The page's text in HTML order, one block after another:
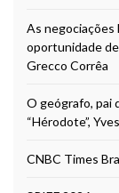
As negociações
oportunidade
Grecco Corrêa
O geógrafo, pai
“Hérodote”,
CNBC Times